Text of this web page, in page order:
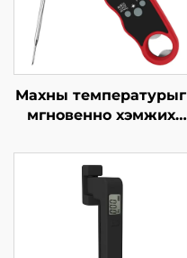
Махны температурыг
мгновенно хэмжих